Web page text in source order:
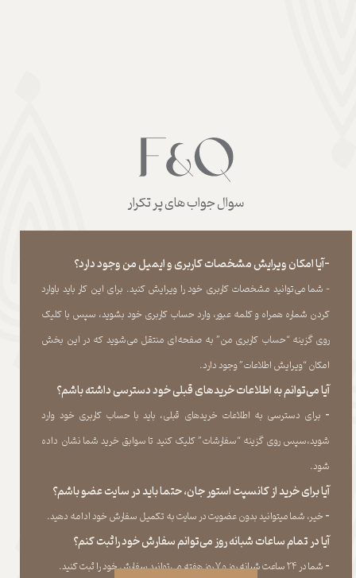
سوال جواب های پر تکرار
-آیا امکان ویرایش مشخصات کاربری و ایمیل من وجود دارد؟
- شما می‏‌توانید مشخصات کاربری خود را ویرایش کنید. برای این کار باید باوارد
کردن شماره همراه و کلمه عبور، وارد حساب کاربری خود بشوید، سپس با کلیک
روی گزینه “حساب کاربری من” به صفحه‏‌ای منتقل می‏‌شوید که در این بخش
امکان “ویرایش اطلاعات” وجود دارد.​​​​​​​
آیا می‌‏توانم به اطلاعات خریدهای قبلی خود دسترسی داشته باشم؟
​​​​​​​- برای دسترسی به اطلاعات خریدهای قبلی، باید با حساب کاربری خود وارد
شوید،سپس روی گزینه “سفارشات” کلیک کنید تا سوابق خرید شما نشان داده
‏شود.​​​​​​​
آیا برای خرید از کانسپت استور جان، حتما باید در سایت عضو باشم؟
​​​​​​​- خیر، شما میتوانید بدون عضویت در سایت به تکمیل سفارش خود ادامه دهید.​​​​​​​
آیا در تمام ساعات شبانه روز می‌توانم سفارش خود را ثبت کنم؟
​​​​​​​​​​​​​​- شما در ۲۴ ساعت شبانه روز و ۷ روز هفته می‌‏توانید سفارش خود را ثبت کنید.